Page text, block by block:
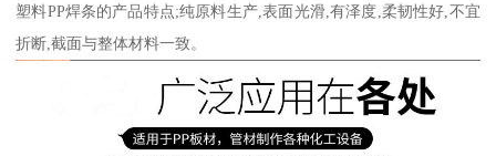
塑料PP焊条的产品特点;纯原料生产,表面光滑,有泽度,柔韧性好,不宜
折断,截面与整体材料一致。